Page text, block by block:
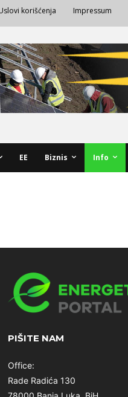
korišćenja Impressum
EE Biznis Info
PIŠITE NAM
Office:
Rade Radića 130